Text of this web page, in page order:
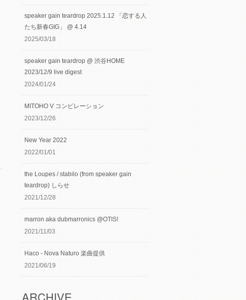
speaker gain teardrop 2025.1.12 「恋する人
たち新春GIG」 @ 4.14
2025/03/18
speaker gain teardrop @ 渋谷HOME
2023/12/9 live digest
2024/01/24
MITOHO V コンピレーション
2023/12/26
New Year 2022
2022/01/01
the Loupes / stabilo (from speaker gain
teardrop) しらせ
2021/12/28
marron aka dubmarronics @OTIS!
2021/11/03
Haco - Nova Naturo 楽曲提供
2021/06/19
ARCHIVE